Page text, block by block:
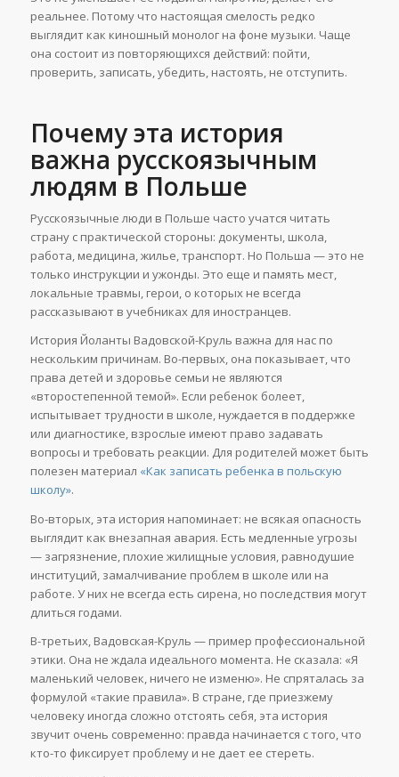
реальнее. Потому что настоящая смелость редко
выглядит как киношный монолог на фоне музыки. Чаще
она состоит из повторяющихся действий: пойти,
проверить, записать, убедить, настоять, не отступить.
Почему эта история
важна русскоязычным
людям в Польше
Русскоязычные люди в Польше часто учатся читать
страну с практической стороны: документы, школа,
работа, медицина, жилье, транспорт. Но Польша — это не
только инструкции и ужонды. Это еще и память мест,
локальные травмы, герои, о которых не всегда
рассказывают в учебниках для иностранцев.
История Йоланты Вадовской-Круль важна для нас по
нескольким причинам. Во-первых, она показывает, что
права детей и здоровье семьи не являются
«второстепенной темой». Если ребенок болеет,
испытывает трудности в школе, нуждается в поддержке
или диагностике, взрослые имеют право задавать
вопросы и требовать реакции. Для родителей может быть
полезен материал «Как записать ребенка в польскую
школу».
Во-вторых, эта история напоминает: не всякая опасность
выглядит как внезапная авария. Есть медленные угрозы
— загрязнение, плохие жилищные условия, равнодушие
институций, замалчивание проблем в школе или на
работе. У них не всегда есть сирена, но последствия могут
длиться годами.
В-третьих, Вадовская-Круль — пример профессиональной
этики. Она не ждала идеального момента. Не сказала: «Я
маленький человек, ничего не изменю». Не спряталась за
формулой «такие правила». В стране, где приезжему
человеку иногда сложно отстоять себя, эта история
звучит очень современно: правда начинается с того, что
кто-то фиксирует проблему и не дает ее стереть.